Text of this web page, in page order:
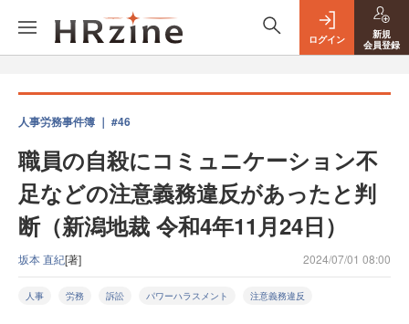
ログイン
新規
会員登録
人事労務事件簿 ｜ #46
職員の自殺にコミュニケーション不
足などの注意義務違反があったと判
断（新潟地裁 令和4年11月24日）
坂本 直紀[著] 2024/07/01 08:00
人事 労務 訴訟 パワーハラスメント 注意義務違反